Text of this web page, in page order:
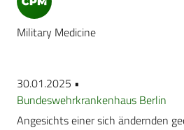
Military Medicine
30.01.2025 •
Bundeswehrkrankenhaus Berlin
Angesichts einer sich ändernden